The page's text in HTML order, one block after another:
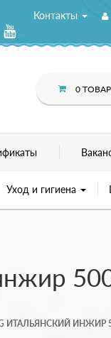
Контакты
0
Уход и гигиена
ИТАЛЬЯНСКИЙ ИНЖИР